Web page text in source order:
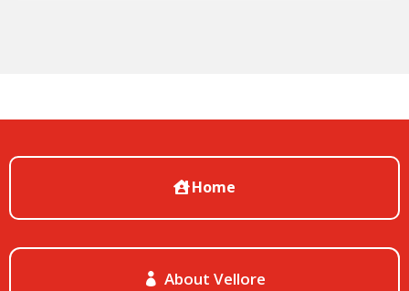
Home
About Vellore